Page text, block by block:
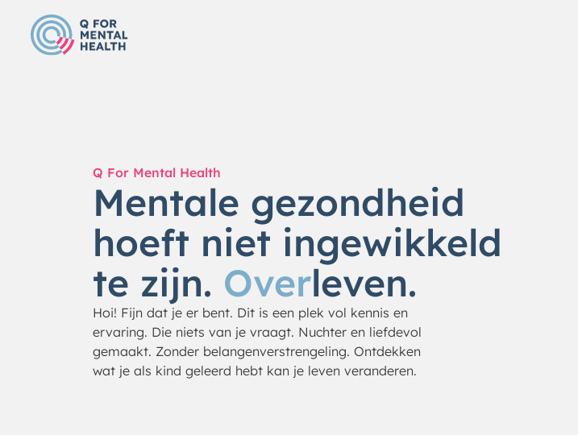
Q For Mental Health
Mentale gezondheid
hoeft niet ingewikkeld
te zijn. Overleven.
Hoi! Fijn dat je er bent. Dit is een plek vol kennis en
ervaring. Die niets van je vraagt. Nuchter en liefdevol
gemaakt. Zonder belangenverstrengeling. Ontdekken
wat je als kind geleerd hebt kan je leven veranderen.